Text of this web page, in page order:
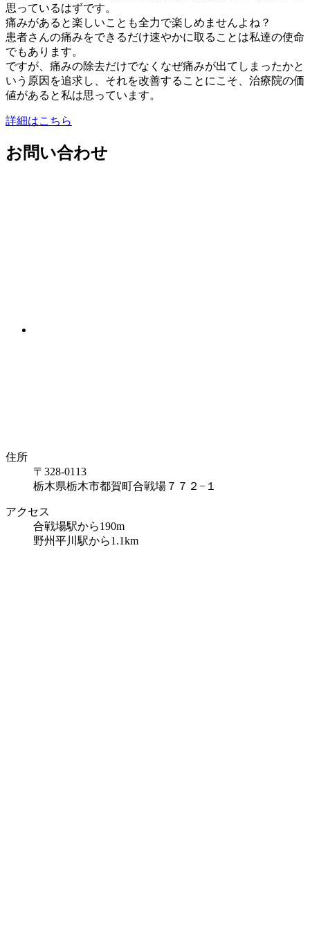
思っているはずです。
痛みがあると楽しいことも全力で楽しめませんよね？
患者さんの痛みをできるだけ速やかに取ることは私達の使命
でもあります。
ですが、痛みの除去だけでなくなぜ痛みが出てしまったかと
いう原因を追求し、それを改善することにこそ、治療院の価
値があると私は思っています。
詳細はこちら
お問い合わせ
住所
〒328-0113
栃木県栃木市都賀町合戦場７７２−１
アクセス
合戦場駅から190m
野州平川駅から1.1km